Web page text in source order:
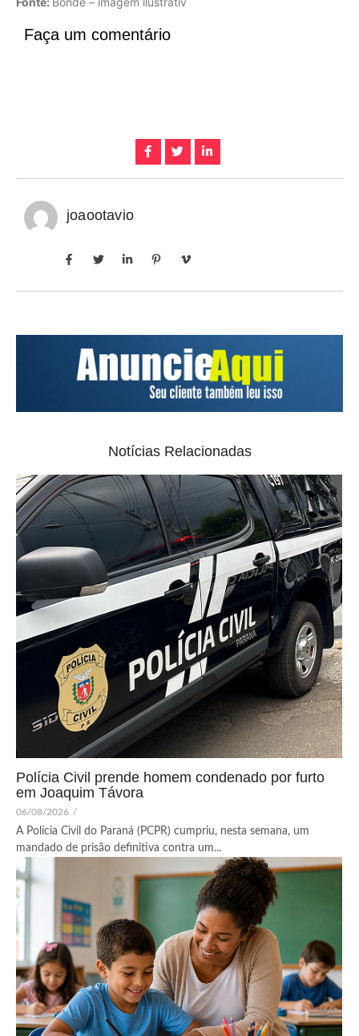
Faça um comentário
joaootavio
Notícias Relacionadas
Polícia Civil prende homem condenado por furto
em Joaquim Távora
06/08/2026 /
A Polícia Civil do Paraná (PCPR) cumpriu, nesta semana, um
mandado de prisão definitiva contra um...